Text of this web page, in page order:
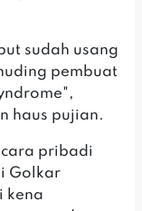
sudah usang
pembuat
haus pujian.
pribadi
Golkar
kena